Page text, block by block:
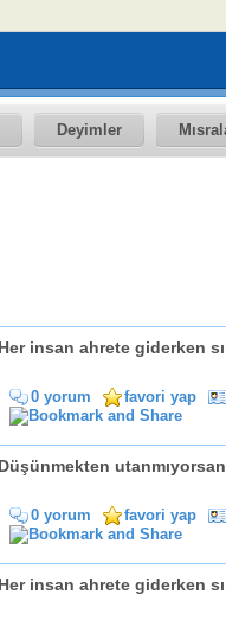
Deyimler
Her insan ahrete giderken
0 yorum favori yap
Düşünmekten
0 yorum favori yap
Her insan ahrete giderken